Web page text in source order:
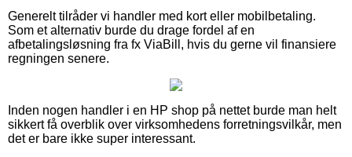
Generelt tilråder vi handler med kort eller mobilbetaling.
Som et alternativ burde du drage fordel af en
afbetalingsløsning fra fx ViaBill, hvis du gerne vil finansiere
regningen senere.
Inden nogen handler i en HP shop på nettet burde man helt
sikkert få overblik over virksomhedens forretningsvilkår, men
det er bare ikke super interessant.